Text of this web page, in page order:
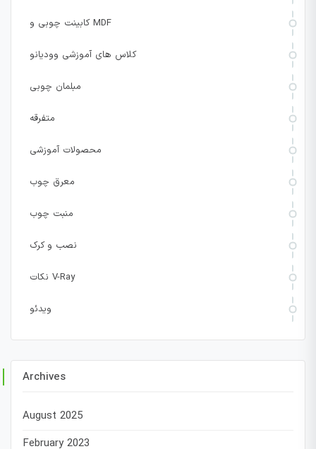
کابینت چوبی و MDF
کلاس های آموزشی وودیانو
مبلمان چوبی
متفرقه
محصولات آموزشی
معرق چوب
منبت چوب
نصب و کرک
نکات V-Ray
ویدئو
Archives
August 2025
February 2023